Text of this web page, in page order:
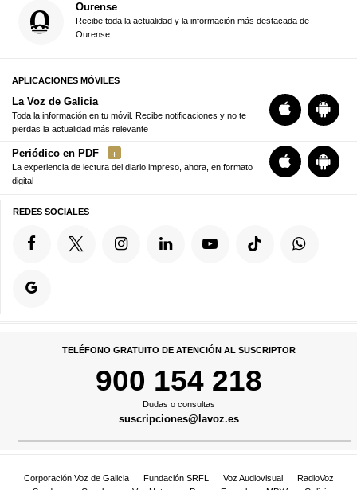
Ourense
Recibe toda la actualidad y la información más destacada de
Ourense
APLICACIONES MÓVILES
La Voz de Galicia
Toda la información en tu móvil. Recibe notificaciones y no te
pierdas la actualidad más relevante
Periódico en PDF
La experiencia de lectura del diario impreso, ahora, en formato
digital
REDES SOCIALES
TELÉFONO GRATUITO DE ATENCIÓN AL SUSCRIPTOR
900 154 218
Dudas o consultas
suscripciones@lavoz.es
Corporación Voz de Galicia Fundación SRFL Voz Audiovisual
RadioVoz